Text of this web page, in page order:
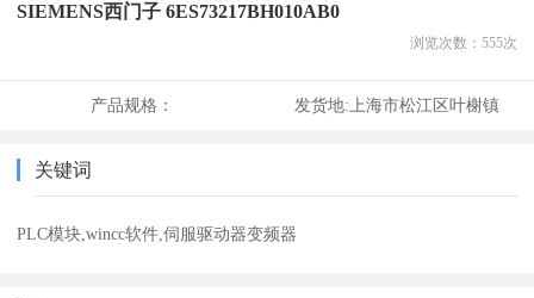
SIEMENS西门子 6ES73217BH010AB0
浏览次数： 555次
产品规格： 发货地: 上海市松江区叶榭镇
关键词
PLC模块,wincc软件,伺服驱动器变频器